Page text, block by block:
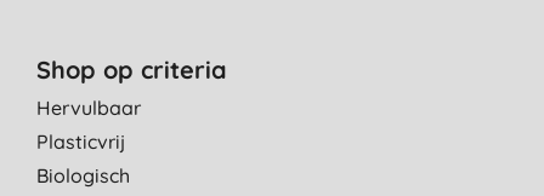
Shop op criteria
Hervulbaar
Plasticvrij
Biologisch